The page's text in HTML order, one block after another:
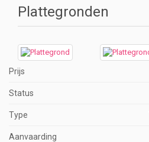
Plattegronden
Prijs
Status
Type
Aanvaarding